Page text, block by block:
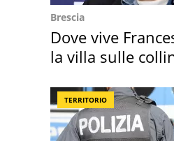
Brescia
Dove vive
la villa sulle
TERRITORIO